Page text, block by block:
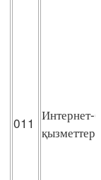
011 Интернет-
қызметтерi